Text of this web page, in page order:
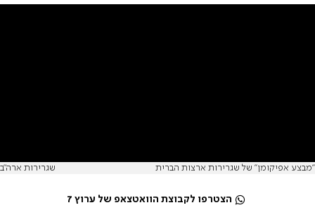
''מבצע אפיקומן'' של שגרירות ארצות הברית שגרירות ארה"ב
הצטרפו לקבוצת הוואטצאפ של ערוץ 7